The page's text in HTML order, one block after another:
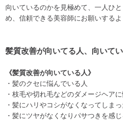
向いているのかを見極めて、一人ひ
め、信頼できる美容師にお願いするよ
髪質改善が向いてる人、向いて
《髪質改善が向いている人》
・髪のクセに悩んでいる人
・枝毛や切れ毛などのダメージヘア
・髪にハリやコシがなくなってしまっ
・髪にツヤがなくなりパサつきを感じ